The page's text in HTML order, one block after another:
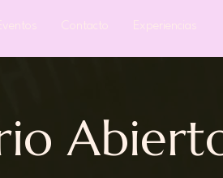
Contacto Experiencias